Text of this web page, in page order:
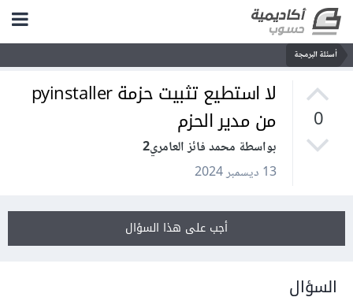
أسئلة البرمجة
0
لا استطيع تثبيت حزمة pyinstaller
من مدير الحزم
بواسطة محمد فائز العامري2
13 ديسمبر 2024
أجب على هذا السؤال
السؤال